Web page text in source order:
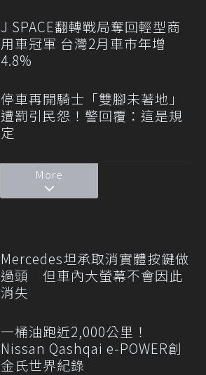
J SPACE翻轉戰局奪回輕型商
用車冠軍 台灣2月車市年增
4.8%
停車再開騎士「雙腳未著地」
遭罰引民怨！警回覆：這是規
定
More
Mercedes坦承取消實體按鍵做
過頭 但車內大螢幕不會因此
消失
一桶油跑近2,000公里！
Nissan Qashqai e-POWER創
金氏世界紀錄